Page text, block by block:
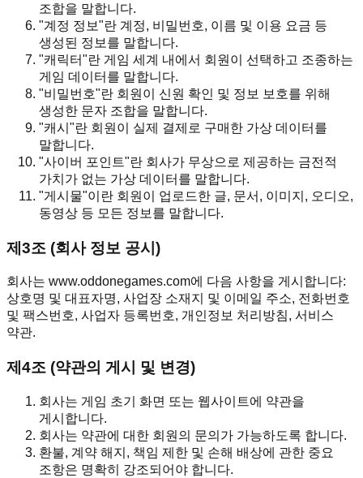
조합을 말합니다.
"계정 정보"란 계정, 비밀번호, 이름 및 이용 요금 등
생성된 정보를 말합니다.
"캐릭터"란 게임 세계 내에서 회원이 선택하고 조종하는
게임 데이터를 말합니다.
"비밀번호"란 회원이 신원 확인 및 정보 보호를 위해
생성한 문자 조합을 말합니다.
"캐시"란 회원이 실제 결제로 구매한 가상 데이터를
말합니다.
"사이버 포인트"란 회사가 무상으로 제공하는 금전적
가치가 없는 가상 데이터를 말합니다.
"게시물"이란 회원이 업로드한 글, 문서, 이미지, 오디오,
동영상 등 모든 정보를 말합니다.
제3조 (회사 정보 공시)
회사는 www.oddonegames.com에 다음 사항을 게시합니다:
상호명 및 대표자명, 사업장 소재지 및 이메일 주소, 전화번호
및 팩스번호, 사업자 등록번호, 개인정보 처리방침, 서비스
약관.
제4조 (약관의 게시 및 변경)
회사는 게임 초기 화면 또는 웹사이트에 약관을
게시합니다.
회사는 약관에 대한 회원의 문의가 가능하도록 합니다.
환불, 계약 해지, 책임 제한 및 손해 배상에 관한 중요
조항은 명확히 강조되어야 합니다.